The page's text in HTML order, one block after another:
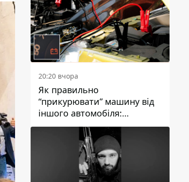
20:20 вчора
Як правильно
“прикурювати” машину від
іншого автомобіля:
інструкція для водіїв